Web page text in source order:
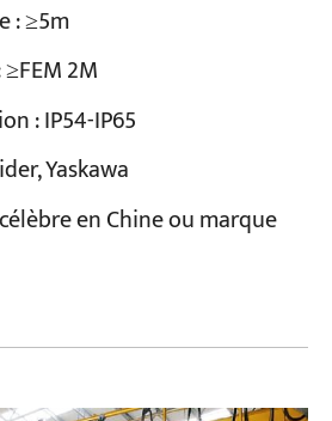
: ≥5m
2M
: IP54-IP65
Yaskawa
en Chine ou marque